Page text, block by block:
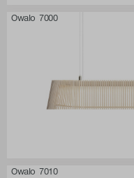
Owalo 7000
Owalo 7010